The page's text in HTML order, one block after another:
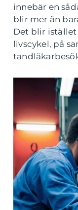
innebär en
blir mer än
Det blir
livscykel, på